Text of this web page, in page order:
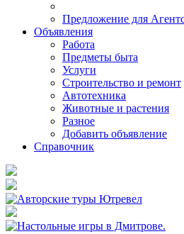
Предложение для
Объявления
Работа
Предметы быта
Услуги
Строительство и ремонт
Автотехника
Животные и растения
Разное
Добавить объявление
Справочник